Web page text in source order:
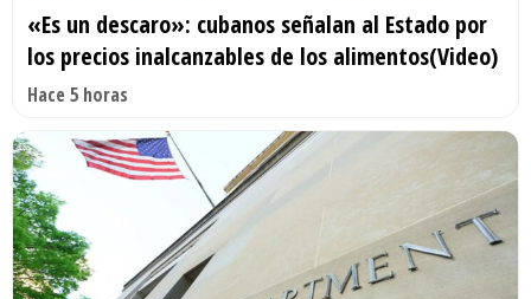
«Es un descaro»: cubanos señalan al Estado por
los precios inalcanzables de los alimentos(Video)
Hace 5 horas